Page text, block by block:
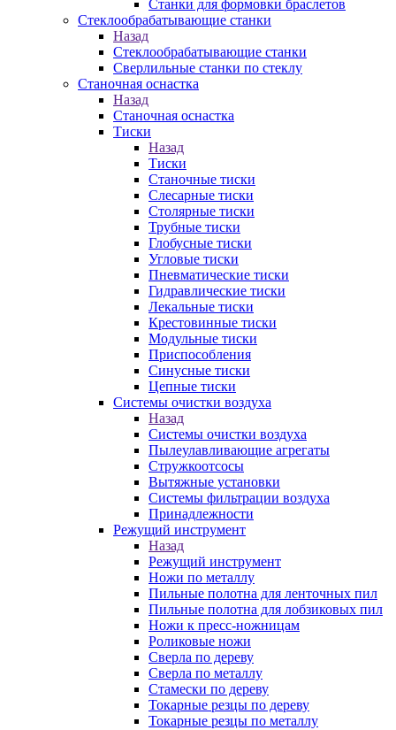
Станки для формовки браслетов
Стеклообрабатывающие станки
Назад
Стеклообрабатывающие станки
Сверлильные станки по стеклу
Станочная оснастка
Назад
Станочная оснастка
Тиски
Назад
Тиски
Станочные тиски
Слесарные тиски
Столярные тиски
Трубные тиски
Глобусные тиски
Угловые тиски
Пневматические тиски
Гидравлические тиски
Лекальные тиски
Крестовинные тиски
Модульные тиски
Приспособления
Синусные тиски
Цепные тиски
Системы очистки воздуха
Назад
Системы очистки воздуха
Пылеулавливающие агрегаты
Стружкоотсосы
Вытяжные установки
Системы фильтрации воздуха
Принадлежности
Режущий инструмент
Назад
Режущий инструмент
Ножи по металлу
Пильные полотна для ленточных пил
Пильные полотна для лобзиковых пил
Ножи к пресс-ножницам
Роликовые ножи
Сверла по дереву
Сверла по металлу
Стамески по дереву
Токарные резцы по дереву
Токарные резцы по металлу